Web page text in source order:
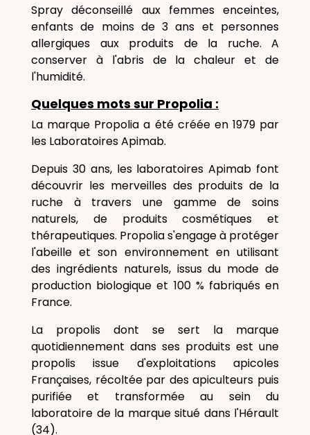
Spray déconseillé aux femmes enceintes,
enfants de moins de 3 ans et personnes
allergiques aux produits de la ruche. A
conserver à l'abris de la chaleur et de
l'humidité.
Quelques mots sur Propolia :
La marque Propolia a été créée en 1979 par
les Laboratoires Apimab.
Depuis 30 ans, les laboratoires Apimab font
découvrir les merveilles des produits de la
ruche à travers une gamme de soins
naturels, de produits cosmétiques et
thérapeutiques. Propolia s'engage à protéger
l'abeille et son environnement en utilisant
des ingrédients naturels, issus du mode de
production biologique et 100 % fabriqués en
France.
La propolis dont se sert la marque
quotidiennement dans ses produits est une
propolis issue d'exploitations apicoles
Françaises, récoltée par des apiculteurs puis
purifiée et transformée au sein du
laboratoire de la marque situé dans l'Hérault
(34).